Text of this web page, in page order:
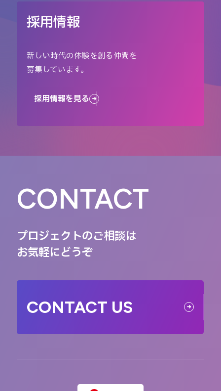
採用情報
新しい時代の体験を創る仲間を
募集しています。
採用情報を見る
CONTACT
プロジェクトのご相談は
お気軽にどうぞ
CONTACT US